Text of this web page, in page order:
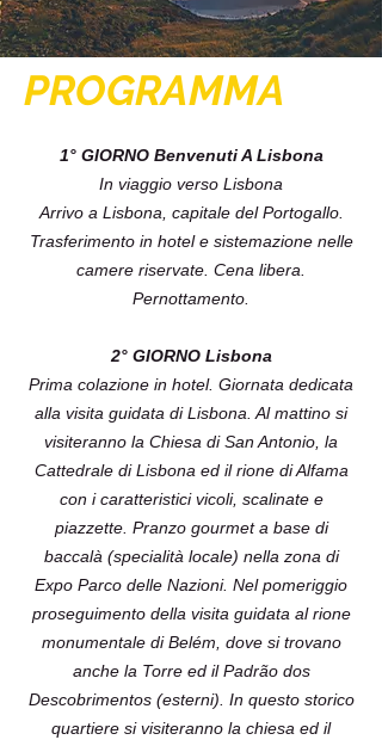
PROGRAMMA
1° GIORNO Benvenuti A Lisbona
In viaggio verso Lisbona
Arrivo a Lisbona, capitale del Portogallo.
Trasferimento in hotel e sistemazione nelle
camere riservate. Cena libera.
Pernottamento.
2° GIORNO Lisbona
Prima colazione in hotel. Giornata dedicata
alla visita guidata di Lisbona. Al mattino si
visiteranno la Chiesa di San Antonio, la
Cattedrale di Lisbona ed il rione di Alfama
con i caratteristici vicoli, scalinate e
piazzette. Pranzo gourmet a base di
baccalà (specialità locale) nella zona di
Expo Parco delle Nazioni. Nel pomeriggio
proseguimento della visita guidata al rione
monumentale di Belém, dove si trovano
anche la Torre ed il Padrão dos
Descobrimentos (esterni). In questo storico
quartiere si visiteranno la chiesa ed il